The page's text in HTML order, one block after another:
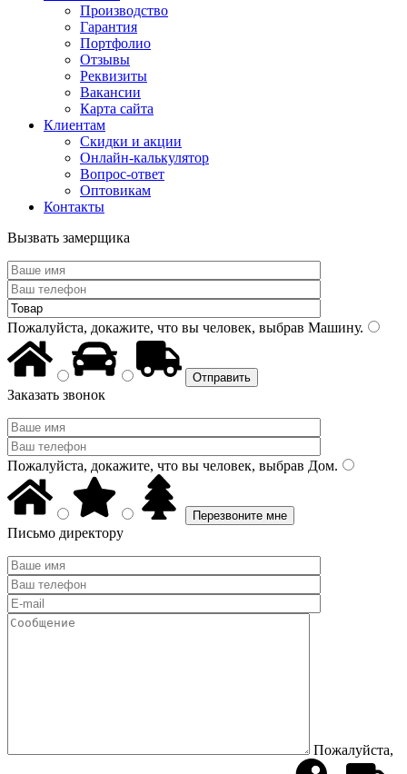
Производство
Гарантия
Портфолио
Отзывы
Реквизиты
Вакансии
Карта сайта
Клиентам
Скидки и акции
Онлайн-калькулятор
Вопрос-ответ
Оптовикам
Контакты
Вызвать замерщика
Пожалуйста, докажите, что вы человек, выбрав Машину.
Заказать звонок
Пожалуйста, докажите, что вы человек, выбрав Дом.
Письмо директору
Пожалуйста,